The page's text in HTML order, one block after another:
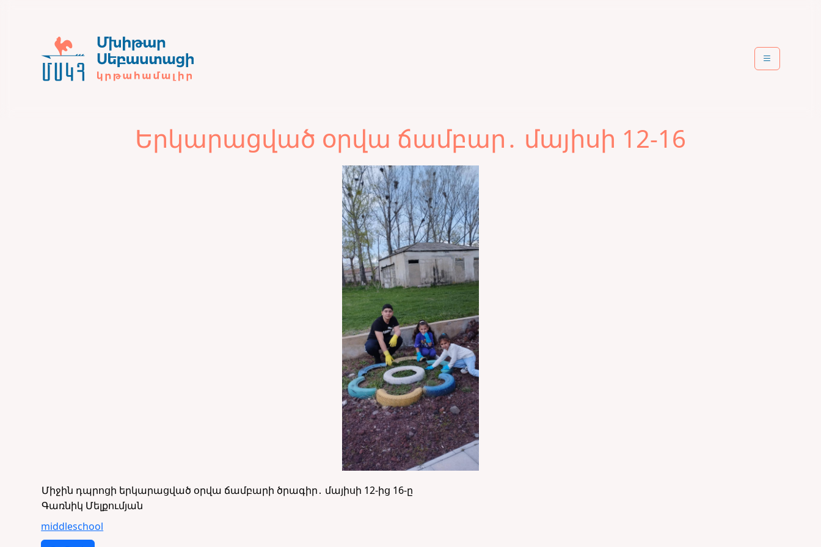
Երկարացված օրվա ճամբար․ մայիսի 12-16
Միջին դպրոցի երկարացված օրվա ճամբարի ծրագիր․ մայիսի 12-ից 16-ը
Գառնիկ Մելքումյան
middleschool